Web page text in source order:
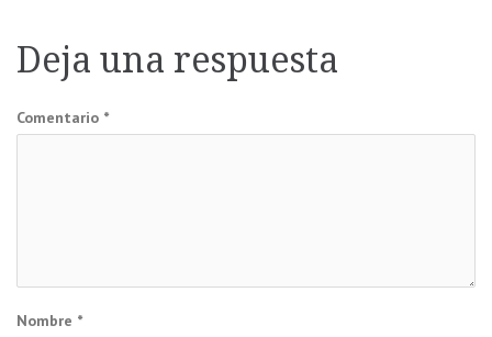
entradas
Deja una respuesta
Comentario *
Nombre *